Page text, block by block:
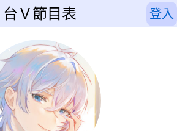
台Ｖ節目表 登入